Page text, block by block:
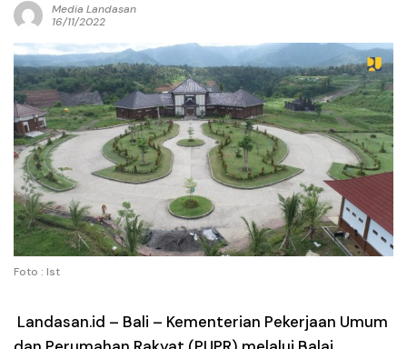
Media Landasan
16/11/2022
Foto : Ist
Landasan.id – Bali – Kementerian Pekerjaan Umum